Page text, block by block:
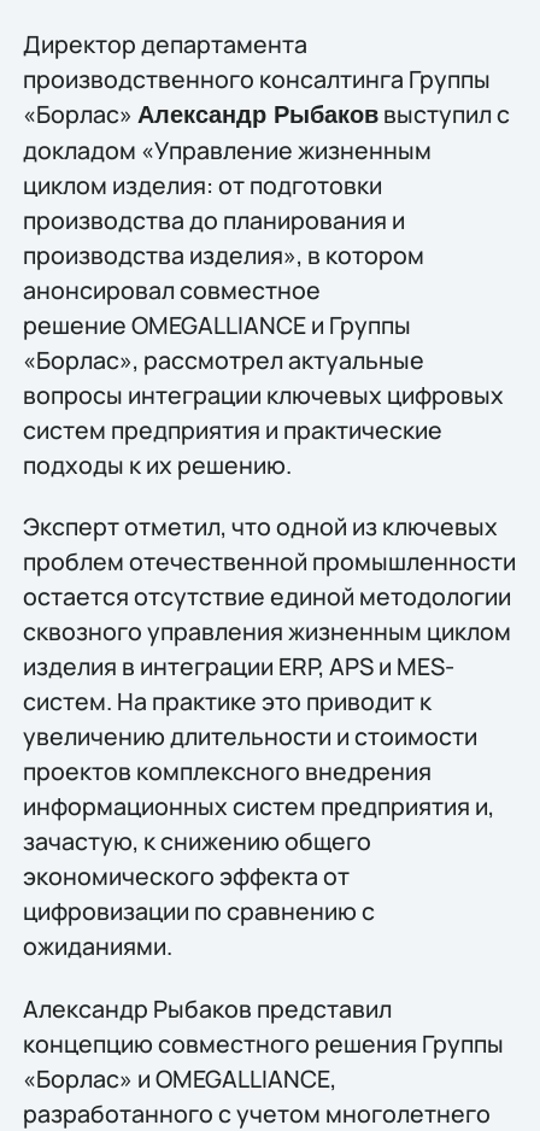
Директор департамента
производственного консалтинга Группы
«Борлас» Александр Рыбаковвыступил с
докладом «Управление жизненным
циклом изделия: от подготовки
производства до планирования и
производства изделия», в котором
анонсировал совместное
решение OMEGALLIANCE и Группы
«Борлас», рассмотрел актуальные
вопросы интеграции ключевых цифровых
систем предприятия и практические
подходы к их решению.
Эксперт отметил, что одной из ключевых
проблем отечественной промышленности
остается отсутствие единой методологии
сквозного управления жизненным циклом
изделия в интеграции ERP, APS и MES-
систем. На практике это приводит к
увеличению длительности и стоимости
проектов комплексного внедрения
информационных систем предприятия и,
зачастую, к снижению общего
экономического эффекта от
цифровизации по сравнению с
ожиданиями.
Александр Рыбаков представил
концепцию совместного решения Группы
«Борлас» и OMEGALLIANCE,
разработанного с учетом многолетнего